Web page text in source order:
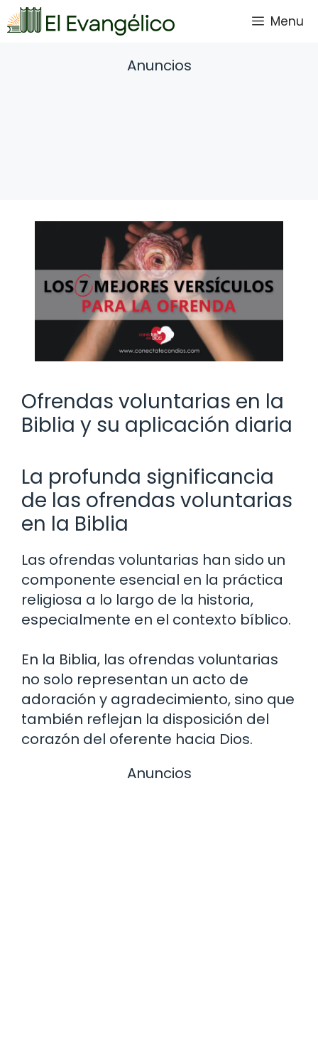
Saltar
al
Menu
Anuncios
Ofrendas voluntarias en la
Biblia y su aplicación diaria
La profunda significancia
de las ofrendas voluntarias
en la Biblia
Las ofrendas voluntarias han sido un
componente esencial en la práctica
religiosa a lo largo de la historia,
especialmente en el contexto bíblico.
En la Biblia, las ofrendas voluntarias
no solo representan un acto de
adoración y agradecimiento, sino que
también reflejan la disposición del
corazón del oferente hacia Dios.
Anuncios